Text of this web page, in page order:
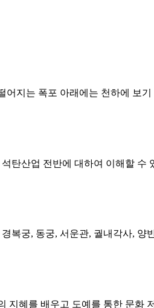
지는 폭포 아래에는 천하에 보
탄산업 전반에 대하여 이해할
복궁, 동궁, 서운관, 궐내각사,
혜를 배우고 도예를 통한 문화